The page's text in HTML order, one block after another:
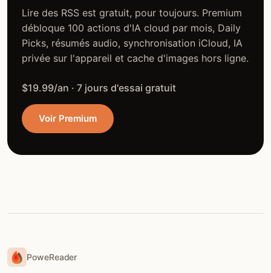
Lire des RSS est gratuit, pour toujours. Premium
débloque 100 actions d'IA cloud par mois, Daily
Picks, résumés audio, synchronisation iCloud, IA
privée sur l'appareil et cache d'images hors ligne.
$19.99/an · 7 jours d'essai gratuit
Voir Premium
PoweReader